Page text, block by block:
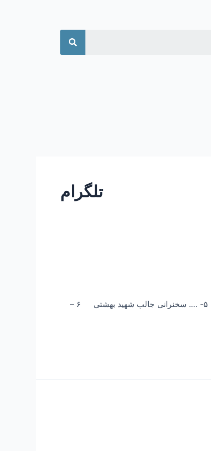
جستجو
تلگرام
۱- حرم حضرت رضا علیه السلام ۲- نقل ماجرای شب عاشورا بزبان انگلیسی ۳- راز و نیاز با خدا ۴- توسل کریمی ۵- …. سخنرانی جالب شهید بهشتی ۶ –